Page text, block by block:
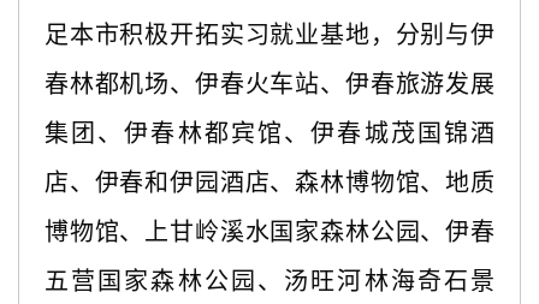
足本市积极开拓实习就业基地，分别与伊
春林都机场、伊春火车站、伊春旅游发展
集团、伊春林都宾馆、伊春城茂国锦酒
店、伊春和伊园酒店、森林博物馆、地质
博物馆、上甘岭溪水国家森林公园、伊春
五营国家森林公园、汤旺河林海奇石景